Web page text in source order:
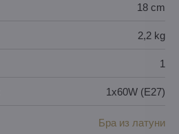
18 cm
2,2 kg
1
1x60W (E27)
Бра из латуни